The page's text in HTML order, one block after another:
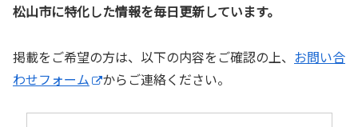
松山市に特化した情報を毎日更新しています。
掲載をご希望の方は、以下の内容をご確認の上、 お問い合
わせフォーム
からご連絡ください。